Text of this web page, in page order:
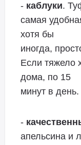
- каблуки.
самая
хотя бы
иногда,
Если тяжело
дома, по 15
минут в день.
-
апельсина и